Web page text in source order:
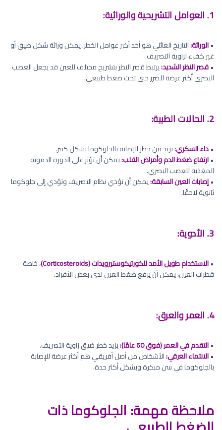
1. العوامل التشريحية والوراثية:
•الوراثة:التاريخ العائلي هو أحد أكبر عوامل الخطر. يمكن وراثة شكل ضيق أو
غير كفء لزاوية التصريف.
•قصر النظر الشديد:يرتبط قصر النظر بتشريح مختلف للعين قد يجعل العصب
البصري أكثر عرضة للضرر حتى تحت ضغط طبيعي.
2. الحالات الطبية:
•داء السكري:يزيد من خطر الإصابة بالجلوكوما بشكل كبير.
•ارتفاع ضغط الدم وأمراض القلب:يمكن أن تؤثر على الدورة الدموية
المغذية للعصب البصري.
•إصابات العين السابقة:يمكن أن تؤذي نظام التصريف وتؤدي إلى جلوكوما
ثانوية لاحقًا.
3. الأدوية:
•الاستخدام طويل الأمد للكورتيكوستيرويدات (Corticosteroids)
، خاصة
قطرات العين، يمكن أن يرفع ضغط العين لدى بعض الأفراد.
4. العمر والعرق:
•التقدم في العمر (فوق 60 عامًا):
يزيد خطر ضيق زاوية التصريف.
•الانتماء العرقي:الأشخاص من أصل أفريقي هم أكثر عرضة للإصابة
بالجلوكوما في سن مبكرة وبشكل أكثر حدة.
ملاحظة مهمة: الجلوكوما ذات